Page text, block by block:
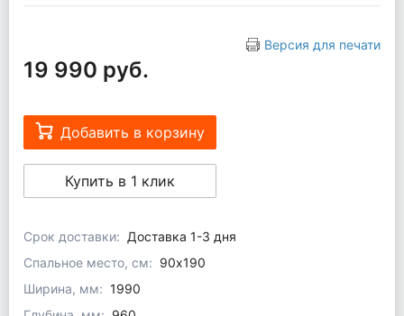
Версия для печати
19 990 руб.
Добавить в корзину
Купить в 1 клик
Срок доставки: Доставка 1-3 дня
Спальное место, см: 90x190
Ширина, мм: 1990